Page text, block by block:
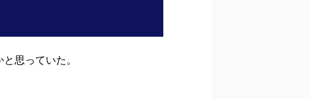
思っていた。